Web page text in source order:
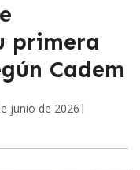
primera
Cadem
junio de 2026